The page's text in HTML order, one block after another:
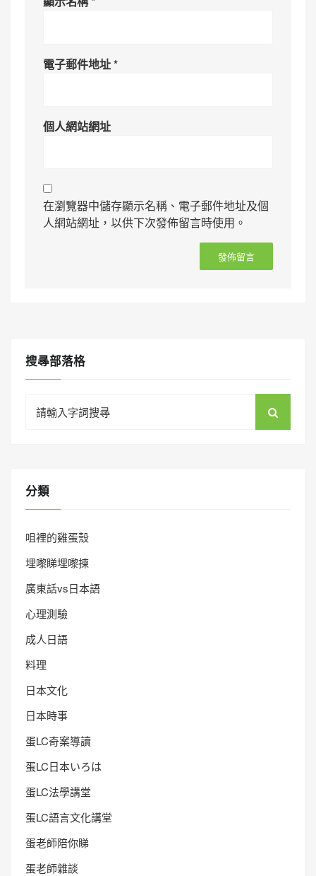
電子郵件地址*
個人網站網址
在瀏覽器中儲存顯示名稱、電子郵件地址及個
人網站網址，以供下次發佈留言時使用。
搜㝷部落格
for:
分類
咀裡的雞蛋殼
埋嚟睇埋嚟揀
廣東話vs日本語
心理測驗
成人日語
料理
日本文化
日本時事
蛋LC奇案導讀
蛋LC日本いろは
蛋LC法學講堂
蛋LC語言文化講堂
蛋老師陪你睇
蛋老師雜談